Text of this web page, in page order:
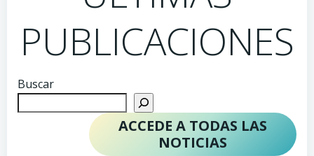
PUBLICACIONES
Buscar
ACCEDE A TODAS LAS
NOTICIAS